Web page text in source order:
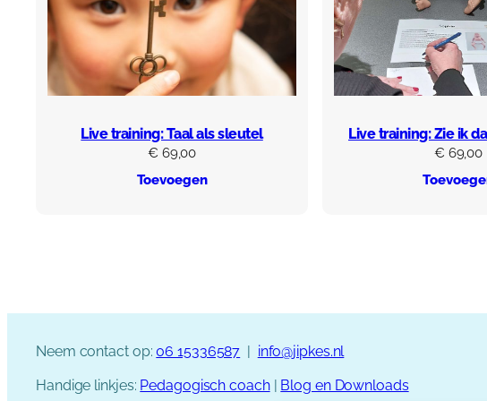
Live training: Taal als sleutel
€ 69,00
Toevoegen
Live training: Zie ik
€ 69,00
Neem contact op:06 15336587 | info@jipkes.nl
Handige linkjes: Pedagogisch coach| Blog en Downloads